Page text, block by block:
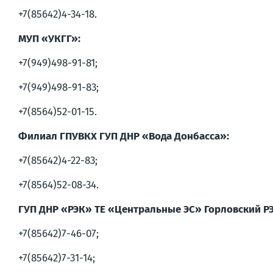
+7(85642)4-34-18.
МУП «УКГГ»:
+7(949)498-91-81;
+7(949)498-91-83;
+7(8564)52-01-15.
Филиал ГПУВКХ ГУП ДНР «Вода Донбасса»:
+7(85642)4-22-83;
+7(8564)52-08-34.
ГУП ДНР «РЭК» ТЕ «Центральные ЭС» Горловский
+7(85642)7-46-07;
+7(85642)7-31-14;